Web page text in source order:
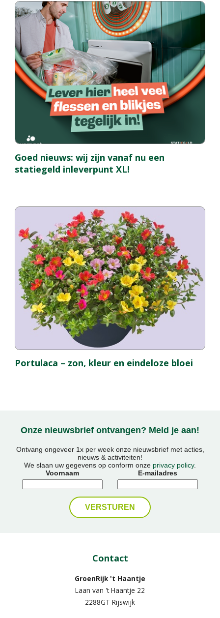
Goed nieuws: wij zijn vanaf nu een
statiegeld inleverpunt XL!
Portulaca – zon, kleur en eindeloze bloei
Onze nieuwsbrief ontvangen? Meld je aan!
Ontvang ongeveer 1x per week onze nieuwsbrief met acties,
nieuws & activiteiten!
We slaan uw gegevens op conform onze privacy policy.
Voornaam
E-mailadres
Contact
GroenRijk 't Haantje
Laan van 't Haantje 22
2288GT Rijswijk